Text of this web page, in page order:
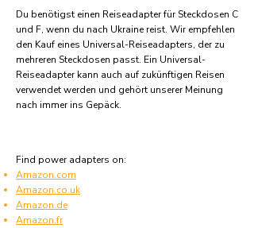
Du benötigst einen Reiseadapter für Steckdosen C
und F, wenn du nach Ukraine reist. Wir empfehlen
den Kauf eines Universal-Reiseadapters, der zu
mehreren Steckdosen passt. Ein Universal-
Reiseadapter kann auch auf zukünftigen Reisen
verwendet werden und gehört unserer Meinung
nach immer ins Gepäck.
Find power adapters on:
Amazon.com
Amazon.co.uk
Amazon.de
Amazon.fr